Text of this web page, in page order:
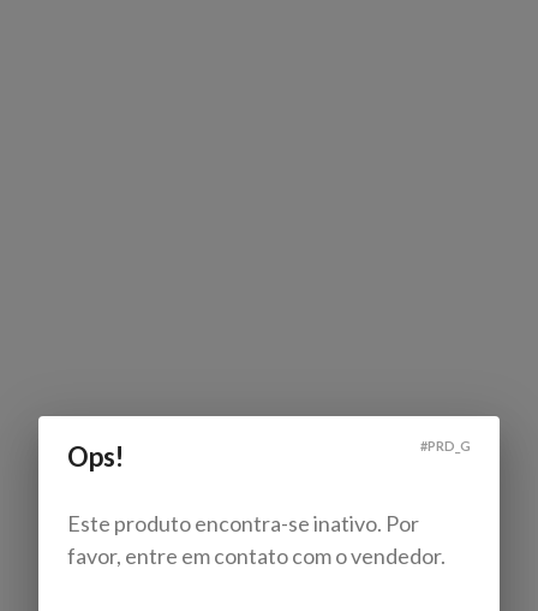
Ops! #PRD_G
Este produto encontra-se inativo. Por
favor, entre em contato com o vendedor.